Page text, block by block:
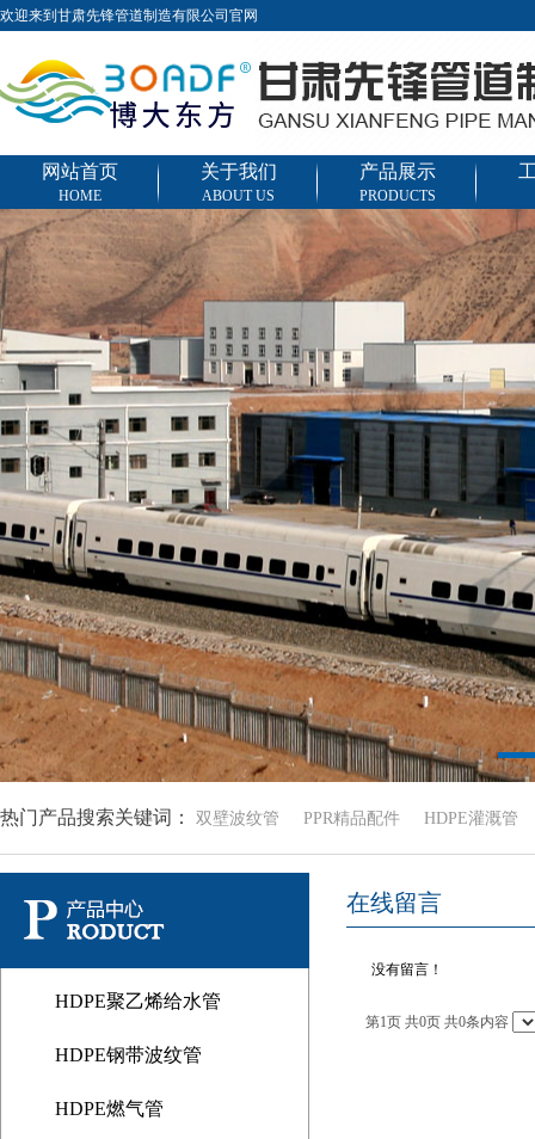
欢迎来到甘肃先锋管道制造有限公司官网
网站首页
HOME
关于我们
ABOUT US
产品展示
PRODUCTS
热门产品搜索关键词： 双壁波纹管 PPR精品配件 HDPE灌溉管
HDPE聚乙烯给水管
HDPE钢带波纹管
HDPE燃气管
在线留言
没有留言！
第1页 共0页 共0条内容